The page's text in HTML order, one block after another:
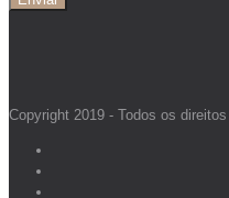
Copyright 2019 - Todos os